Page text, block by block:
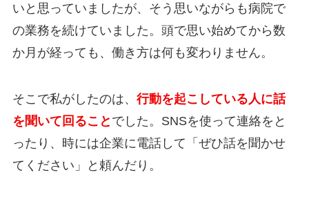
いと思っていましたが、そう思いながらも病院で
の業務を続けていました。頭で思い始めてから数
か月が経っても、働き方は何も変わりません。
そこで私がしたのは、 行動を起こしている人に話
を聞いて回ること でした。SNSを使って連絡をと
ったり、時には企業に電話して「ぜひ話を聞かせ
てください」と頼んだり。